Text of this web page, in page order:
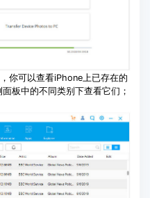
你可以查看iPhone上已存在的
板中的不同类别下查看它们；